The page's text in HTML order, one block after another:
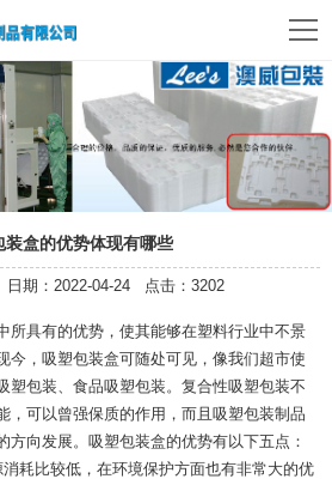
装盒的优势体现有哪些
期：2022-04-24 点击：3202
所具有的优势，使其能够在塑料行业中不景
今，吸塑包装盒可随处可见，像我们超市使
塑包装、食品吸塑包装。复合性吸塑包装不
，可以曾强保质的作用，而且吸塑包装制品
方向发展。吸塑包装盒的优势有以下五点：
比较低，在环境保护方面也有非常大的优